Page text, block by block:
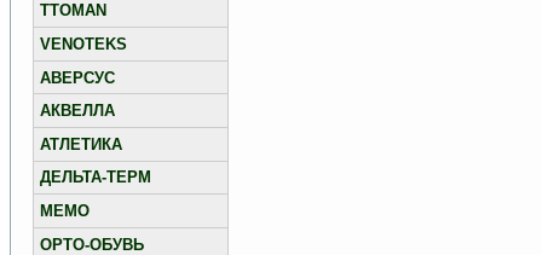
TTOMAN
VENOTEKS
АВЕРСУС
АКВЕЛЛА
АТЛЕТИКА
ДЕЛЬТА-ТЕРМ
МЕМО
ОРТО-ОБУВЬ